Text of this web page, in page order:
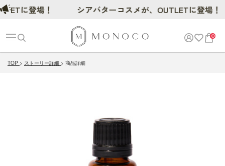
0
TOP ストーリー詳細 商品詳細
に登場！ シアバターコスメが、OUTLETに登場！